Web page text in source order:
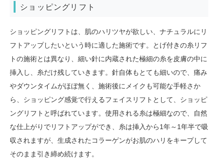
ショッピングリフト
ショッピングリフトは、肌のハリツヤが欲しい、ナチュラルにリ
フトアップしたいという時に適した施術です。とげ付きの糸リフ
トの施術とは異なり、細い針に内蔵された極細の糸を皮膚の中に
挿入し、糸だけ残していきます。針自体もとても細いので、痛み
やダウンタイムがほぼ無く、施術後にメイクも可能な手軽さか
ら、ショッピング感覚で行えるフェイスリフトとして、ショッピ
ングリフトと呼ばれています。使用される糸は極細なので、自然
な仕上がりでリフトアップができ、糸は挿入から1年～1年半で吸
収されますが、生成されたコラーゲンがお肌のハリをキープして
そのまま引き締め続けます。